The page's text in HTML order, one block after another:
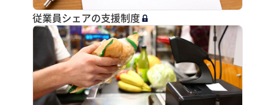
従業員シェアの支援制度